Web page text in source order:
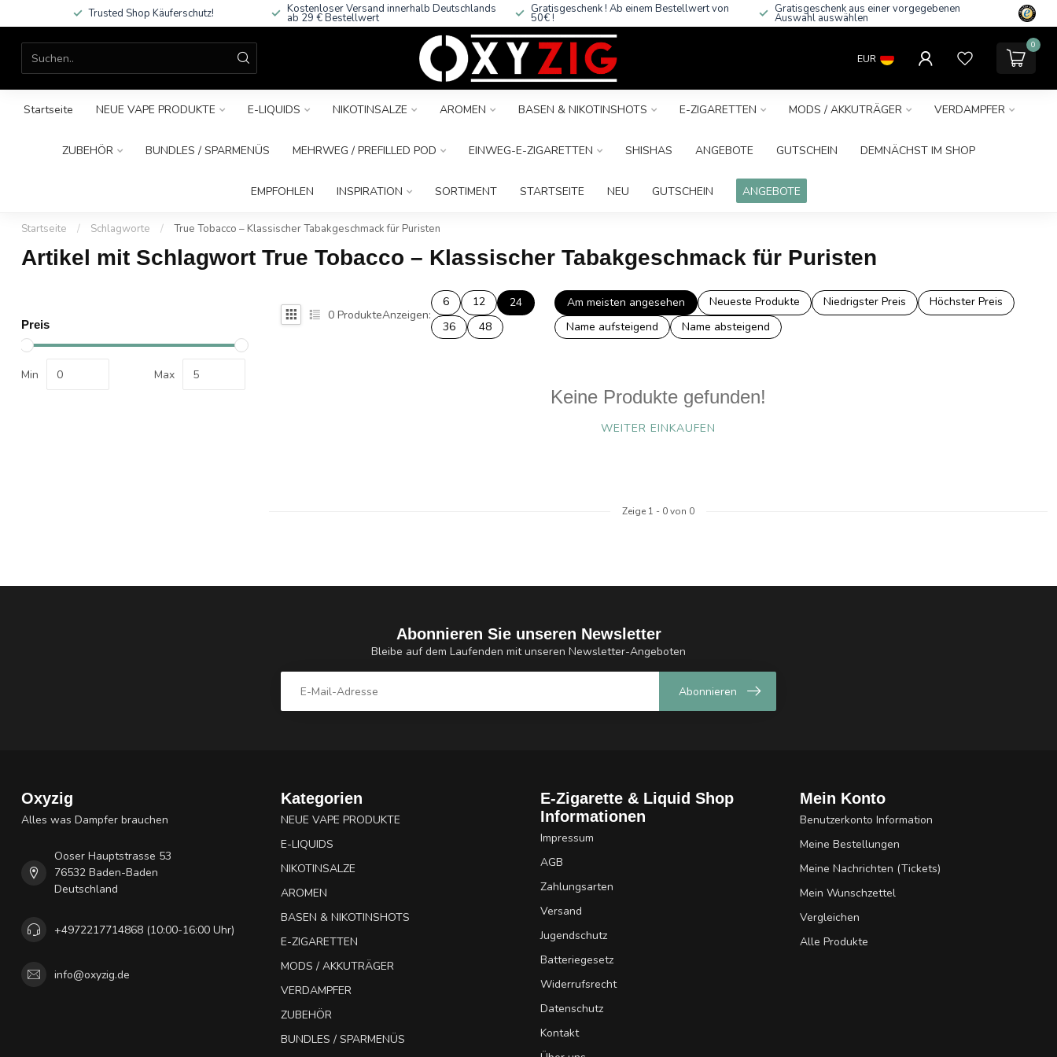
Trusted Shop Käuferschutz! Kostenloser Versand innerhalb Deutschlands
ab 29 € Bestellwert
Gratisgeschenk ! Ab einem Bestellwert von
50€ !
Gratisgeschenk aus einer vorgegebenen
Auswahl auswählen
EUR
0
Startseite NEUE VAPE PRODUKTE E-LIQUIDS NIKOTINSALZE AROMEN BASEN & NIKOTINSHOTS E-ZIGARETTEN MODS / AKKUTRÄGER VERDAMPFER
ZUBEHÖR BUNDLES / SPARMENÜS MEHRWEG / PREFILLED POD EINWEG-E-ZIGARETTEN SHISHAS ANGEBOTE GUTSCHEIN DEMNÄCHST IM SHOP
EMPFOHLEN INSPIRATION SORTIMENT STARTSEITE NEU GUTSCHEIN ANGEBOTE
Startseite / Schlagworte / True Tobacco – Klassischer Tabakgeschmack für Puristen
Artikel mit Schlagwort True Tobacco – Klassischer Tabakgeschmack für Puristen
Preis
Min Max
0 ProdukteAnzeigen:
6 12
24
36
48
Am meisten angesehen Neueste Produkte Niedrigster Preis
Höchster Preis
Name aufsteigend
Name absteigend
Keine Produkte gefunden!
WEITER EINKAUFEN
Zeige 1 - 0von 0
Abonnieren Sie unseren Newsletter
Bleibe auf dem Laufenden mit unseren Newsletter-Angeboten
Abonnieren
Oxyzig
Alles was Dampfer brauchen
Ooser Hauptstrasse 53
76532 Baden-Baden
Deutschland
+4972217714868 (10:00-16:00 Uhr)
info@oxyzig.de
Kategorien
NEUE VAPE PRODUKTE
E-LIQUIDS
NIKOTINSALZE
AROMEN
BASEN & NIKOTINSHOTS
E-ZIGARETTEN
MODS / AKKUTRÄGER
VERDAMPFER
ZUBEHÖR
BUNDLES / SPARMENÜS
E-Zigarette & Liquid Shop
Informationen
Impressum
AGB
Zahlungsarten
Versand
Jugendschutz
Batteriegesetz
Widerrufsrecht
Datenschutz
Kontakt
Mein Konto
Benutzerkonto Information
Meine Bestellungen
Meine Nachrichten (Tickets)
Mein Wunschzettel
Vergleichen
Alle Produkte